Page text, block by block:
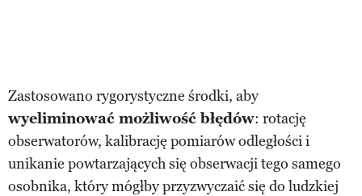
Zastosowano rygorystyczne środki, aby
wyeliminować możliwość błędów: rotację
obserwatorów, kalibrację pomiarów odległości i
unikanie powtarzających się obserwacji tego samego
osobnika, który mógłby przyzwyczaić się do ludzkiej